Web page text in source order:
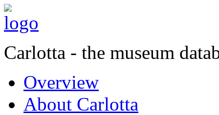
Carlotta - the museum
Overview
About Carlotta